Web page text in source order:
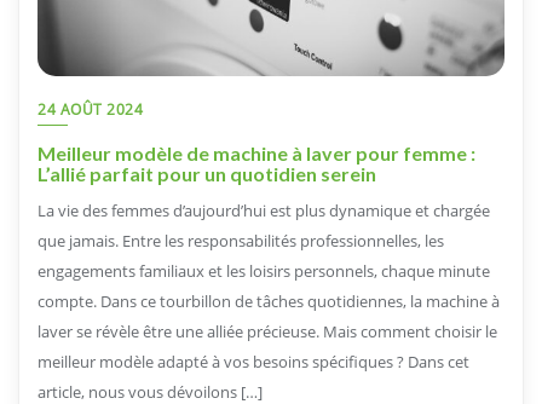
24 AOÛT 2024
Meilleur modèle de machine à laver pour femme :
L’allié parfait pour un quotidien serein
La vie des femmes d’aujourd’hui est plus dynamique et chargée
que jamais. Entre les responsabilités professionnelles, les
engagements familiaux et les loisirs personnels, chaque minute
compte. Dans ce tourbillon de tâches quotidiennes, la machine à
laver se révèle être une alliée précieuse. Mais comment choisir le
meilleur modèle adapté à vos besoins spécifiques ? Dans cet
article, nous vous dévoilons […]